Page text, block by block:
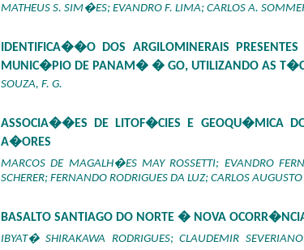
MATHEUS S. SIM�ES; EVANDRO F. LIMA; CARLOS A.
IDENTIFICA��O DOS ARGILOMINERAIS
MUNIC�PIO DE PANAM� � GO, UTILIZANDO AS
SOUZA, F. G.
ASSOCIA��ES DE LITOF�CIES E GEOQU�MICA
A�ORES
MARCOS DE MAGALH�ES MAY ROSSETTI; EVANDRO
SCHERER; FERNANDO RODRIGUES DA LUZ; CARLOS
BASALTO SANTIAGO DO NORTE � NOVA
IBYAT� SHIRAKAWA RODRIGUES; CLAUDEMIR